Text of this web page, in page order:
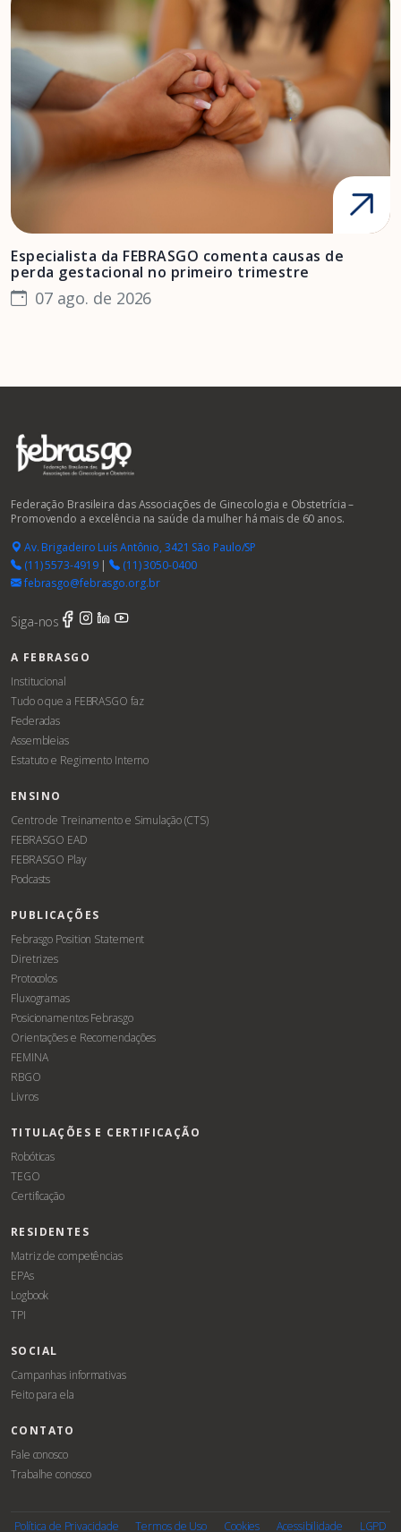
Especialista da FEBRASGO comenta causas de
perda gestacional no primeiro trimestre
07 ago. de 2026
Federação Brasileira das Associações de Ginecologia e Obstetrícia –
Promovendo a excelência na saúde da mulher há mais de 60 anos.
Av. Brigadeiro Luís Antônio, 3421 São Paulo/SP
(11) 5573-4919|
(11) 3050-0400
febrasgo@febrasgo.org.br
Siga-nos
A FEBRASGO
Institucional
Tudo o que a FEBRASGO faz
Federadas
Assembleias
Estatuto e Regimento Interno
ENSINO
Centro de Treinamento e Simulação (CTS)
FEBRASGO EAD
FEBRASGO Play
Podcasts
PUBLICAÇÕES
Febrasgo Position Statement
Diretrizes
Protocolos
Fluxogramas
Posicionamentos Febrasgo
Orientações e Recomendações
FEMINA
RBGO
Livros
TITULAÇÕES E CERTIFICAÇÃO
Robóticas
TEGO
Certificação
RESIDENTES
Matriz de competências
EPAs
Logbook
TPI
SOCIAL
Campanhas informativas
Feito para ela
CONTATO
Fale conosco
Trabalhe conosco
Política de Privacidade Termos de Uso Cookies Acessibilidade LGPD